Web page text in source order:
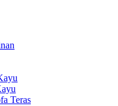
Teras